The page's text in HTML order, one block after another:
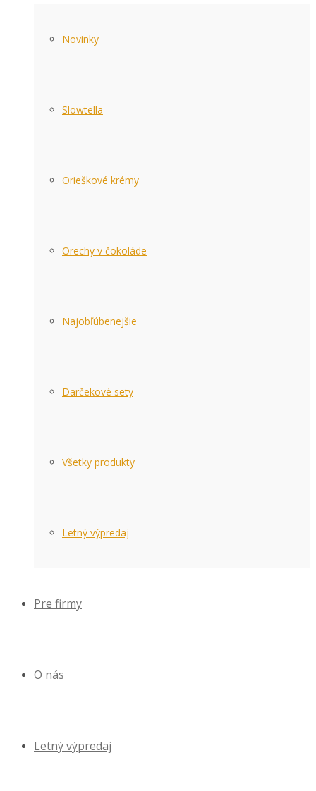
Novinky
Slowtella
Orieškové krémy
Orechy v čokoláde
Najobľúbenejšie
Darčekové sety
Všetky produkty
Letný výpredaj
Pre firmy
O nás
Letný výpredaj